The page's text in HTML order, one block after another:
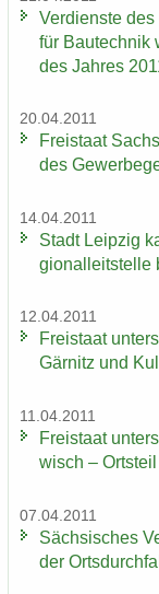
Ver­diens­te
für Bau­tech­nik
des Jah­res
20.04.2011
Frei­staat
des
14.04.2011
Stadt Leip­zig
gio­nal­leit­stel­le
12.04.2011
Frei­staat
Gär­nitz und
11.04.2011
Frei­staat
wisch –
07.04.2011
Säch­si­sches
der